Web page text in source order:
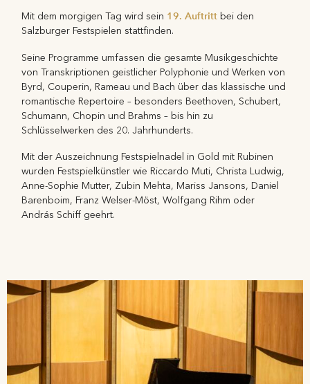
Mit dem morgigen Tag wird sein 19. Auftritt bei den
Salzburger Festspielen stattfinden.
Seine Programme umfassen die gesamte Musikgeschichte
von Transkriptionen geistlicher Polyphonie und Werken von
Byrd, Couperin, Rameau und Bach über das klassische und
romantische Repertoire – besonders Beethoven, Schubert,
Schumann, Chopin und Brahms – bis hin zu
Schlüsselwerken des 20. Jahrhunderts.
Mit der Auszeichnung Festspielnadel in Gold mit Rubinen
wurden Festspielkünstler wie Riccardo Muti, Christa Ludwig,
Anne-Sophie Mutter, Zubin Mehta, Mariss Jansons, Daniel
Barenboim, Franz Welser-Möst, Wolfgang Rihm oder
András Schiff geehrt.